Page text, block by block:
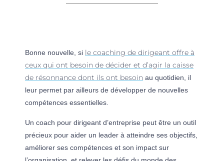
Bonne nouvelle, si le coaching de dirigeant offre à
ceux qui ont besoin de décider et d’agir la caisse
de résonnance dont ils ont besoin au quotidien, il
leur permet par ailleurs de développer de nouvelles
compétences essentielles.
Un coach pour dirigeant d’entreprise peut être un outil
précieux pour aider un leader à atteindre ses objectifs,
améliorer ses compétences et son impact sur